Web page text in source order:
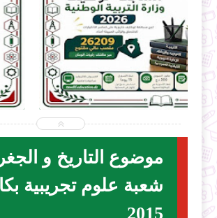
2026-07-28
ecoledz.net
موضوع التاريخ و
شعبة علوم تجريبية
2015